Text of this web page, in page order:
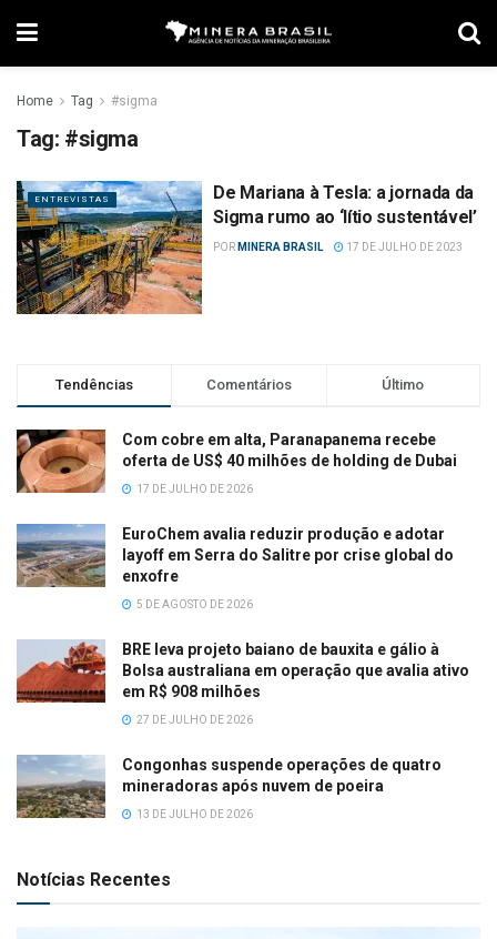
Home Tag #sigma
Tag: #sigma
ENTREVISTAS
De Mariana à Tesla: a jornada da
Sigma rumo ao ‘lítio sustentável’
POR MINERA BRASIL 17 DE JULHO DE 2023
Tendências Comentários Último
Com cobre em alta, Paranapanema recebe
oferta de US$ 40 milhões de holding de Dubai
17 DE JULHO DE 2026
EuroChem avalia reduzir produção e adotar
layoff em Serra do Salitre por crise global do
enxofre
5 DE AGOSTO DE 2026
BRE leva projeto baiano de bauxita e gálio à
Bolsa australiana em operação que avalia ativo
em R$ 908 milhões
27 DE JULHO DE 2026
Congonhas suspende operações de quatro
mineradoras após nuvem de poeira
13 DE JULHO DE 2026
Notícias Recentes